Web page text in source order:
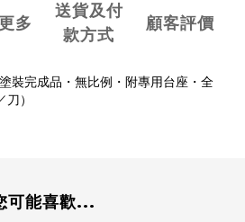
多
送貨及付
款方式
顧客評價
裝完成品・無比例・附專用台座・全
）
可能喜歡...